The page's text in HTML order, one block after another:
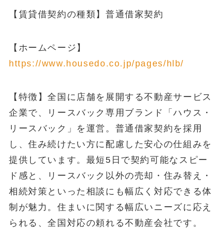
【賃貸借契約の種類】普通借家契約
【ホームページ】
https://www.housedo.co.jp/pages/hlb/
【特徴】全国に店舗を展開する不動産サービス
企業で、リースバック専用ブランド「ハウス・
リースバック」を運営。普通借家契約を採用
し、住み続けたい方に配慮した安心の仕組みを
提供しています。最短5日で契約可能なスピー
ド感と、リースバック以外の売却・住み替え・
相続対策といった相談にも幅広く対応できる体
制が魅力。住まいに関する幅広いニーズに応え
られる、全国対応の頼れる不動産会社です。